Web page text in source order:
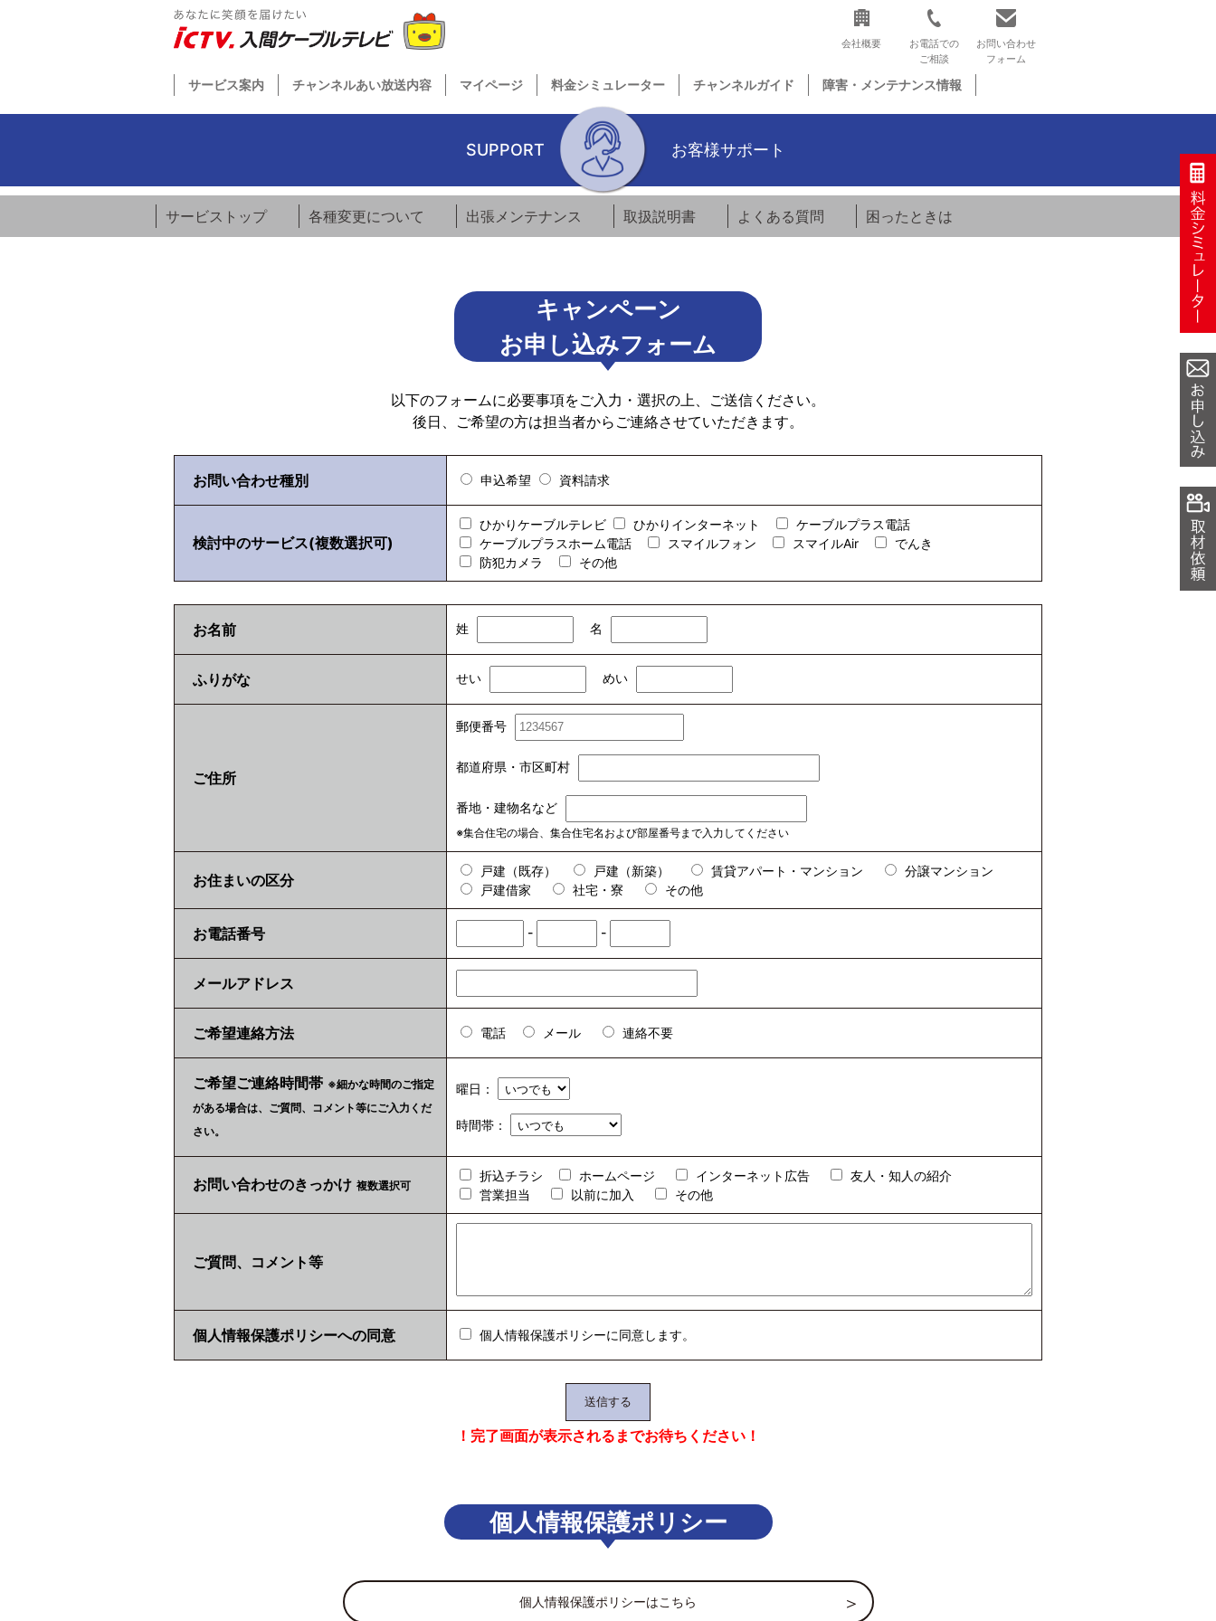
会社概要
お電話での
ご相談
お問い合わせ
フォーム
サービス案内 チャンネルあい放送内容 マイページ 料金シミュレーター チャンネルガイド 障害・メンテナンス情報
SUPPORT お客様サポート
サービストップ 各種変更について 出張メンテナンス 取扱説明書 よくある質問 困ったときは
キャンペーン
お申し込みフォーム
以下のフォームに必要事項をご入力・選択の上、ご送信ください。
後日、ご希望の方は担当者からご連絡させていただきます。
お問い合わせ種別 申込希望 資料請求
検討中のサービス(複数選択可)
ひかりケーブルテレビ ひかりインターネット
ケーブルプラス電話
ケーブルプラスホーム電話
スマイルフォン スマイルAir
でんき
防犯カメラ
その他
お名前 姓 名
ふりがな せい めい
ご住所
郵便番号
都道府県・市区町村
番地・建物名など
※集合住宅の場合、集合住宅名および部屋番号まで入力してください
お住まいの区分
戸建（既存） 戸建（新築） 賃貸アパート・マンション
分譲マンション
戸建借家
社宅・寮 その他
お電話番号 - -
メールアドレス
ご希望連絡方法 電話 メール 連絡不要
ご希望ご連絡時間帯 ※細かな時間のご指定
がある場合は、ご質問、コメント等にご入力くだ
さい。
曜日：
時間帯：
お問い合わせのきっかけ 複数選択可
折込チラシ ホームページ インターネット広告
友人・知人の紹介
営業担当
以前に加入 その他
ご質問、コメント等
個人情報保護ポリシーへの同意 個人情報保護ポリシーに同意します。
！完了画面が表示されるまでお待ちください！
個人情報保護ポリシー
個人情報保護ポリシーはこちら